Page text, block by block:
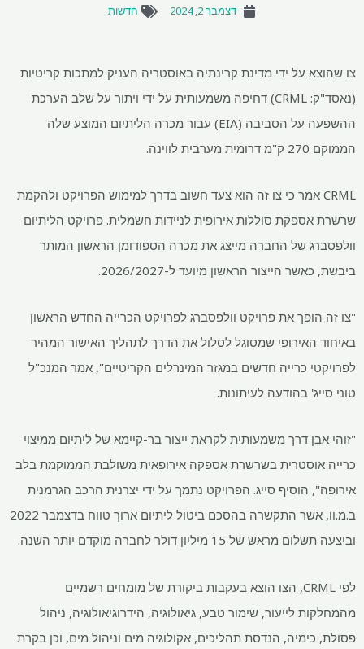
דצמבר 2, 2024 חדשות
צו שהוצא על ידי מדינת קרינתיה באוסטריה העניק למתכות קריטיות
(נאסד"ק: CRML) דחיפה משמעותית על ידי ויתור על שלב הערכת
ההשפעה על הסביבה (EIA) עבור מכרה הליתיום המוצע שלה
הממוקם 270 ק"מ דרומית מערבית לווינה.
CRML אמר כי צו זה הוא צעד חשוב בדרך למימוש הפרויקט ולהקמת
שרשרת אספקת סוללות אירופית לניידות חשמלית. פרויקט הליתיום
וולפסברג של החברה מייצג את מכרה הספודומן הראשון המותר
ביבשת, כאשר הייצור הראשון מיועד ל-2026/2027.
"צו זה הופך את פרויקט וולפסברג לפרויקט הכרייה החדש הראשון
באיחוד האירופי שמסוגל לסלול את הדרך לתהליך האישור המהיר
לפרויקטי כרייה חדשים במגזר המינרלים הקריטיים", אמר המנכ"ל
טוני סייג' בהודעה לעיתונות.
"זוהי אבן דרך משמעותית לקראת ייצור בר-קיימא של ליתיום ממיצוי
כרייה אוסטרית בשרשרת אספקה ​​אירופאית משולבת הממוקמת בלב
אירופה", הוסיף סייג. הפרויקט נתמך על ידי יצרנית הרכב הגרמנית
ב.מ.וו, אשר התקשרה בהסכם ביטול ליתיום ארוך טווח בדצמבר 2022
וביצעה תשלום מראש של 15 מיליון דולר לחברה מוקדם יותר השנה.
לפי CRML, הצו הוצא בעקבות ביקורת של מומחים רשמיים
מהמחלקות לייעור, שימור טבע, גיאולוגיה, הידרוגיאולוגיה, ניהול
פסולת, כימיה, הנדסת תהליכים, אקולוגיה מים וניהול מים, וכן בקרת